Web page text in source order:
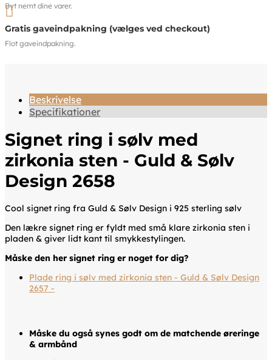
Byt nemt dine varer.

Gratis gaveindpakning (vælges ved checkout)
Flot gaveindpakning.
Beskrivelse
Specifikationer
Signet ring i sølv med
zirkonia sten - Guld & Sølv
Design 2658
Cool signet ring fra Guld & Sølv Design i 925 sterling sølv
Den lækre signet ring er fyldt med små klare zirkonia sten i
pladen & giver lidt kant til smykkestylingen.
Måske den her signet ring er noget for dig?
Plade ring i sølv med zirkonia sten - Guld & Sølv Design
2657 -
Måske du også synes godt om de matchende øreringe
& armbånd